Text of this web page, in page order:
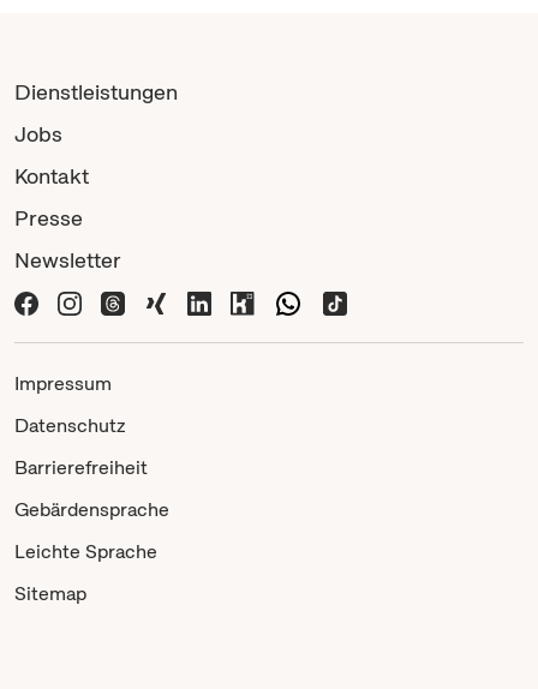
Dienstleistungen
Jobs
Kontakt
Presse
Newsletter
Impressum
Datenschutz
Barrierefreiheit
Gebärdensprache
Leichte Sprache
Sitemap